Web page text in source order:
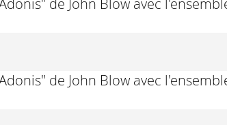
de John Blow avec
de John Blow avec